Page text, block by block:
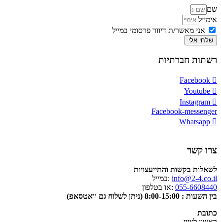
שם
אימייל
אני מאשר/ת דיוור פרסומי במייל
שלחי אלי
רשתות חברתיות
Facebook
Youtube
Instagram
Facebook-messenger
Whatsapp
צרו קשר
לשאלות בקשות והתייעצויות
info@2-4.co.il :במייל
055-6608440 :או בטלפון
בין השעות : 8:00-15:00 (ניתן לשלוח גם וואטסאפ)
כתובת